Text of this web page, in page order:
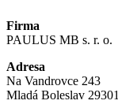
Firma
PAULUS MB s. r. o.
Adresa
Na Vandrovce 243
Mladá Boleslav 29301